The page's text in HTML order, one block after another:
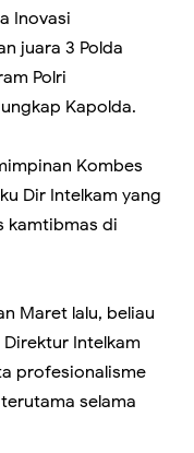
Inovasi
juara 3 Polda
Polri
Kapolda.
Kombes
Dir Intelkam yang
kamtibmas di
Maret lalu, beliau
Intelkam
profesionalisme
selama